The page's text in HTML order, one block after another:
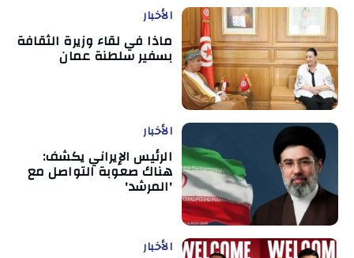
الأخبار
ماذا في لقاء وزيرة الثقافة
بسفير سلطنة عمان
الأخبار
الرئيس الإيراني يكشف:
هناك صعوبة التواصل مع
'المرشد'
الأخبار